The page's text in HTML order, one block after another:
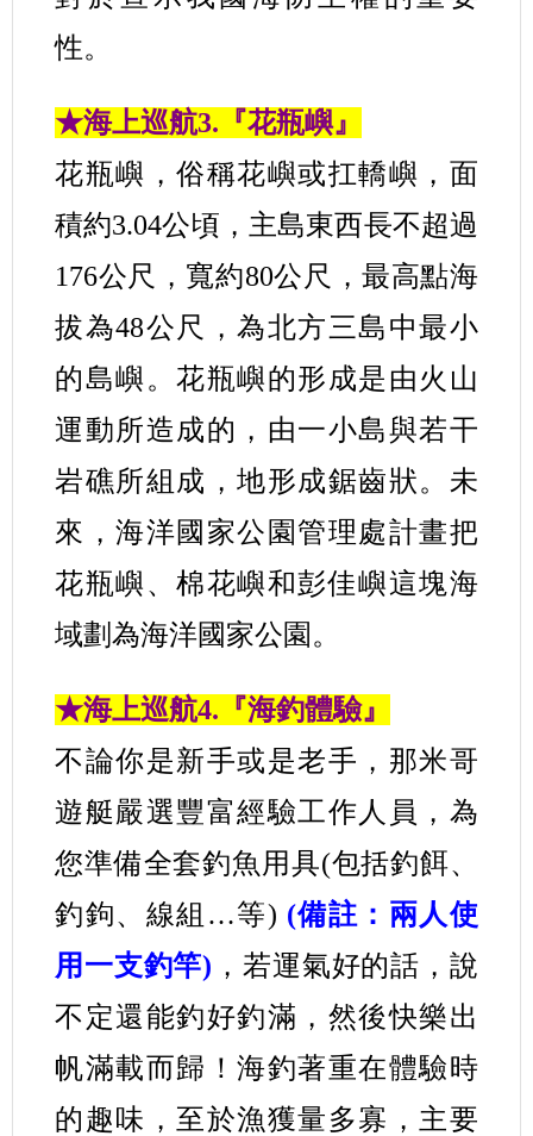
性。
★海上巡航3.『花瓶嶼』
花瓶嶼，俗稱花嶼或扛轎嶼，面
積約3.04公頃，主島東西長不超過
176公尺，寬約80公尺，最高點海
拔為48公尺，為北方三島中最小
的島嶼。花瓶嶼的形成是由火山
運動所造成的，由一小島與若干
岩礁所組成，地形成鋸齒狀。未
來，海洋國家公園管理處計畫把
花瓶嶼、棉花嶼和彭佳嶼這塊海
域劃為海洋國家公園。
★海上巡航4.『海釣體驗』
不論你是新手或是老手，那米哥
遊艇嚴選豐富經驗工作人員，為
您準備全套釣魚用具(包括釣餌、
釣鉤、線組…等) (備註：兩人使
用一支釣竿) ，若運氣好的話，說
不定還能釣好釣滿，然後快樂出
帆滿載而歸！海釣著重在體驗時
的趣味，至於漁獲量多寡，主要